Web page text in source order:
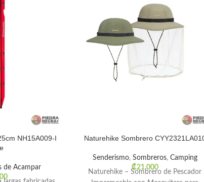
NH15A009-I
de Acampar
Naturehike Sombrero
Senderismo, Sombreros, Camping
₡21.000
Naturehike – Sombrero de Pescador